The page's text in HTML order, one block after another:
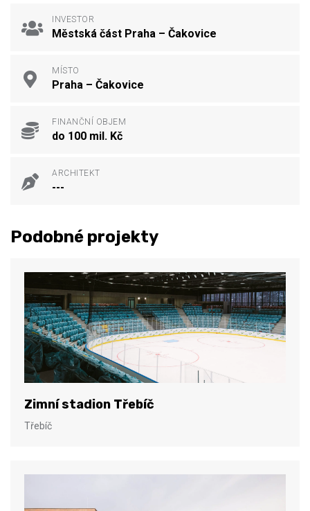
INVESTOR
Městská část Praha – Čakovice
MÍSTO
Praha – Čakovice
FINANČNÍ OBJEM
do 100 mil. Kč
ARCHITEKT
---
Podobné projekty
Zimní stadion Třebíč
Třebíč